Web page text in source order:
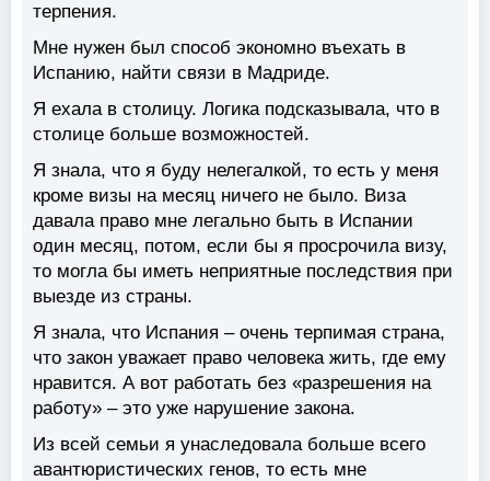
терпения.
Мне нужен был способ экономно въехать в
Испанию, найти связи в Мадриде.
Я ехала в столицу. Логика подсказывала, что в
столице больше возможностей.
Я знала, что я буду нелегалкой, то есть у меня
кроме визы на месяц ничего не было. Виза
давала право мне легально быть в Испании
один месяц, потом, если бы я просрочила визу,
то могла бы иметь неприятные последствия при
выезде из страны.
Я знала, что Испания – очень терпимая страна,
что закон уважает право человека жить, где ему
нравится. А вот работать без «разрешения на
работу» – это уже нарушение закона.
Из всей семьи я унаследовала больше всего
авантюристических генов, то есть мне